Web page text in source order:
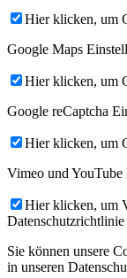
Hier klicken, um
Google Maps
Hier klicken, um
Google reCaptcha
Hier klicken, um
Vimeo und YouTube
Hier klicken, um
Datenschutzrichtlinie
Sie können unsere
in unseren